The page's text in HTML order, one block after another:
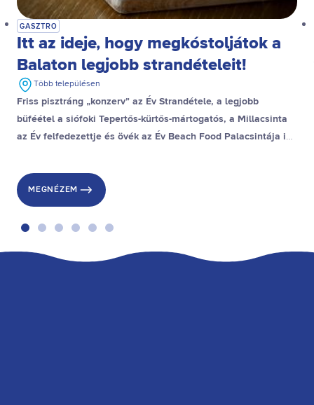
GASZTRO
Itt az ideje, hogy megkóstoljátok a
Balaton legjobb strandételeit!
Több településen
Friss pisztráng „konzerv” az Év Strandétele, a legjobb
büféétel a siófoki Tepertős-kürtős-mártogatós, a Millacsinta
az Év felfedezettje és övék az Év Beach Food Palacsintája is,
MEGNÉZEM